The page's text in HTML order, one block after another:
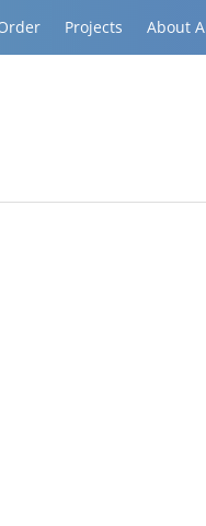
Projects About